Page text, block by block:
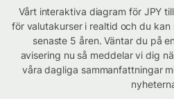
Vårt interaktiva diagram för JPY
för valutakurser i realtid och du
senaste 5 åren. Väntar du på
avisering nu så meddelar vi dig
våra dagliga sammanfattningar